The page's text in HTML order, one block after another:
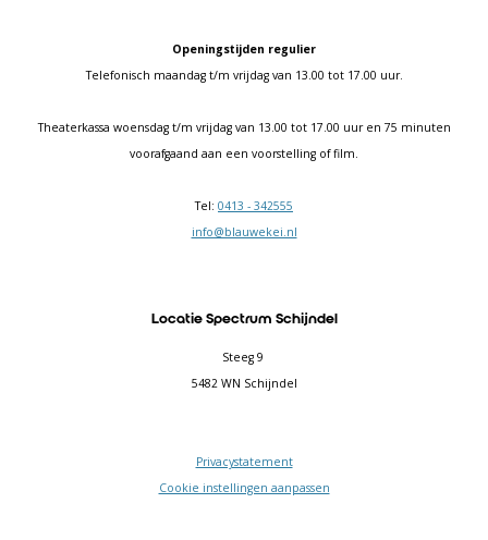
Openingstijden regulier
Telefonisch maandag t/m vrijdag van 13.00 tot 17.00 uur.
Theaterkassa woensdag t/m vrijdag van 13.00 tot 17.00 uur en 75 minuten
voorafgaand aan een voorstelling of film.
Tel: 0413 - 342555
info@blauwekei.nl
Locatie Spectrum Schijndel
Steeg 9
5482 WN Schijndel
Privacystatement
Cookie instellingen aanpassen